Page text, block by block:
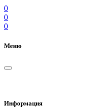
0
0
0
Меню
Информация